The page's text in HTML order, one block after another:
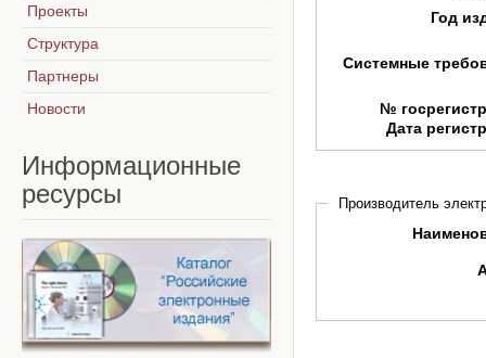
Год
Системные
№
Дата
Производитель
Проекты
Структура
Партнеры
Новости
Информационные
ресурсы